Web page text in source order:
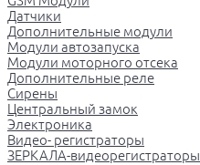
Датчики
Дополнительные модули
Модули автозапуска
Модули моторного отсека
Дополнительные реле
Сирены
Центральный замок
Электроника
Видео- регистраторы
ЗЕРКАЛА-видеорегистраторы